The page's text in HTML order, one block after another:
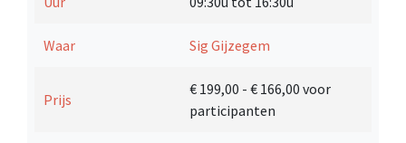
Waar Sig Gijzegem
Prijs
€ 199,00 - € 166,00 voor
participanten